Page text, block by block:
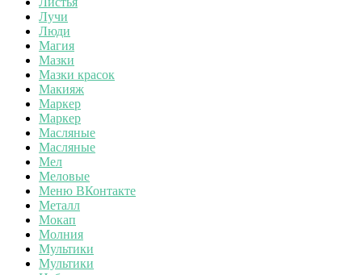
Лучи
Люди
Магия
Мазки
Мазки красок
Макияж
Маркер
Маркер
Масляные
Масляные
Мел
Меловые
Меню ВКонтакте
Металл
Мокап
Молния
Мультики
Мультики